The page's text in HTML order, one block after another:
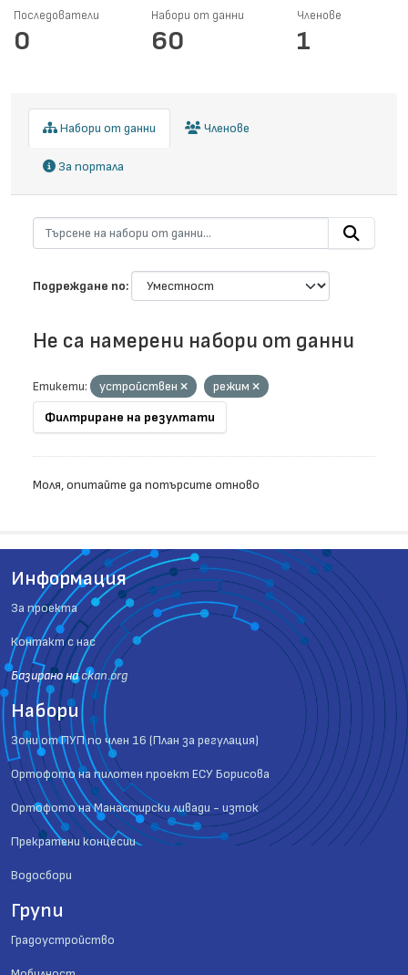
Последователи
0
Набори от данни
60
Членове
1
Набори от данни Членове
За портала
Подреждане по
Не са намерени набори от данни
Етикети: устройствен
режим
Филтриране на резултати
Моля, опитайте да потърсите отново
Информация
За проекта
Контакт с нас
Базиранo наckan.org
Набори
Зони от ПУП по член 16 (План за регулация)
Ортофото на пилотен проект ЕСУ Борисова
Ортофото на Манастирски ливади - изток
Прекратени концесии
Водосбори
Групи
Градоустройство